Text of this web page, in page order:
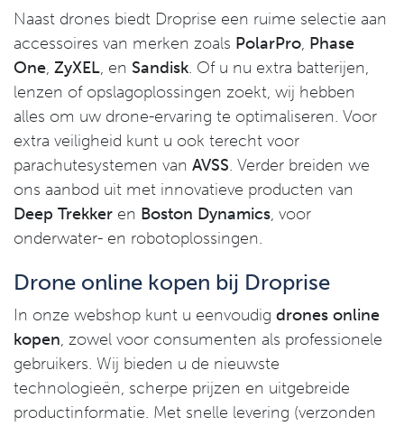
Naast drones biedt Droprise een ruime selectie aan
accessoires van merken zoals PolarPro, Phase
One, ZyXEL, en Sandisk. Of u nu extra batterijen,
lenzen of opslagoplossingen zoekt, wij hebben
alles om uw drone-ervaring te optimaliseren. Voor
extra veiligheid kunt u ook terecht voor
parachutesystemen van AVSS. Verder breiden we
ons aanbod uit met innovatieve producten van
Deep Trekker en Boston Dynamics, voor
onderwater- en robotoplossingen.
Drone online kopen bij Droprise
In onze webshop kunt u eenvoudig drones online
kopen, zowel voor consumenten als professionele
gebruikers. Wij bieden u de nieuwste
technologieën, scherpe prijzen en uitgebreide
productinformatie. Met snelle levering (verzonden